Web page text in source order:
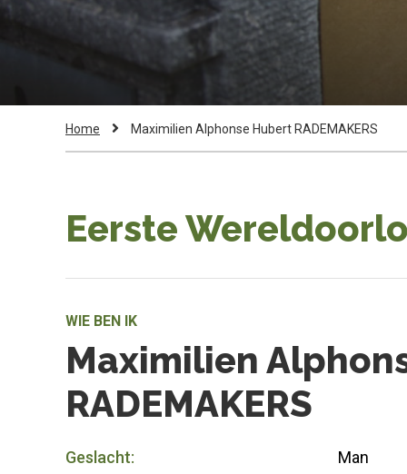
Kruimelpad
Home
Current
Maximilien Alphonse Hubert RADEMAKERS
Eerste
WIE BEN IK
Maximilien
RADEMAKERS
Geslacht:
Man